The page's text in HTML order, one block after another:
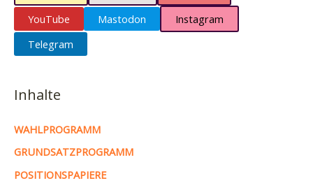
YouTube
Mastodon
Instagram
Telegram
Inhalte
WAHLPROGRAMM
GRUNDSATZPROGRAMM
POSITIONSPAPIERE